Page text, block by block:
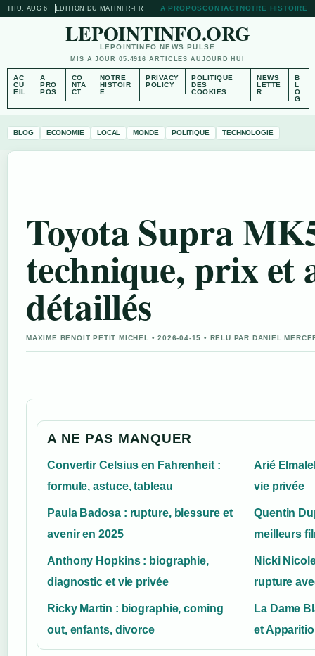
THU, AUG 6 EDITION DU MATIN FR-FR A PROPOSCONTACTNOTRE HISTOIRE
LEPOINTINFO.ORG
LEPOINTINFO NEWS PULSE
MIS A JOUR 05:4916 ARTICLES AUJOURD HUI
AC
CU
EIL
A
PRO
POS
CO
NTA
CT
NOTRE
HISTOIR
E
PRIVACY
POLICY
POLITIQUE
DES
COOKIES
NEWS
LETTE
R
B
L
O
G
BLOG ECONOMIE LOCAL MONDE POLITIQUE TECHNOLOGIE
Toyota Supra
technique, prix et
détaillés
MAXIME BENOIT PETIT MICHEL • 2026-04-15 • RELU PAR DANIEL
A NE PAS MANQUER
Convertir Celsius en Fahrenheit :
formule, astuce, tableau
Arié
vie privée
Paula Badosa : rupture, blessure et
avenir en 2025
Quentin
meilleurs
Anthony Hopkins : biographie,
diagnostic et vie privée
Nicki
rupture
Ricky Martin : biographie, coming
out, enfants, divorce
La Dame
et